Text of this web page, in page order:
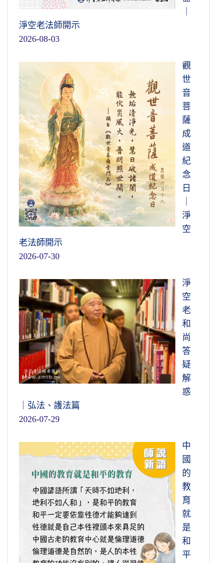
淨空老法師開示
2026-08-03
觀
世
音
菩
薩
成
道
紀
念
日
淨
空
老法師開示
2026-07-30
淨
空
老
和
尚
答
疑
解
惑
｜弘法、護法篇
2026-07-29
中
國
的
教
育
就
是
和
平